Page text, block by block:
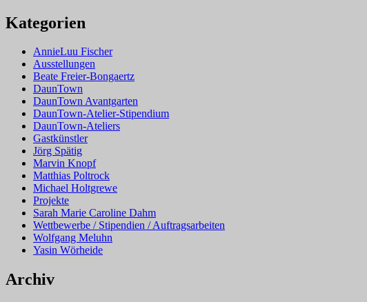
Kategorien
AnnieLuu Fischer
Ausstellungen
Beate Freier-Bongaertz
DaunTown
DaunTown Avantgarten
DaunTown-Atelier-Stipendium
DaunTown-Ateliers
Gastkünstler
Jörg Spätig
Marvin Knopf
Matthias Poltrock
Michael Holtgrewe
Projekte
Sarah Marie Caroline Dahm
Wettbewerbe / Stipendien / Auftragsarbeiten
Wolfgang Meluhn
Yasin Wörheide
Archiv